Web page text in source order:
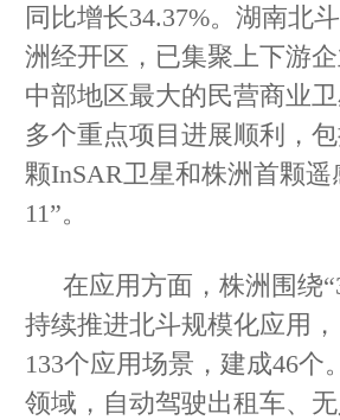
同比增长34.37%。湖南北
洲经开区，已集聚上下游
中部地区最大的民营商业卫
多个重点项目进展顺利，
颗InSAR卫星和株洲首颗遥
11”。
在应用方面，株洲围绕
持续推进北斗规模化应用
133个应用场景，建成46个
领域，自动驾驶出租车、